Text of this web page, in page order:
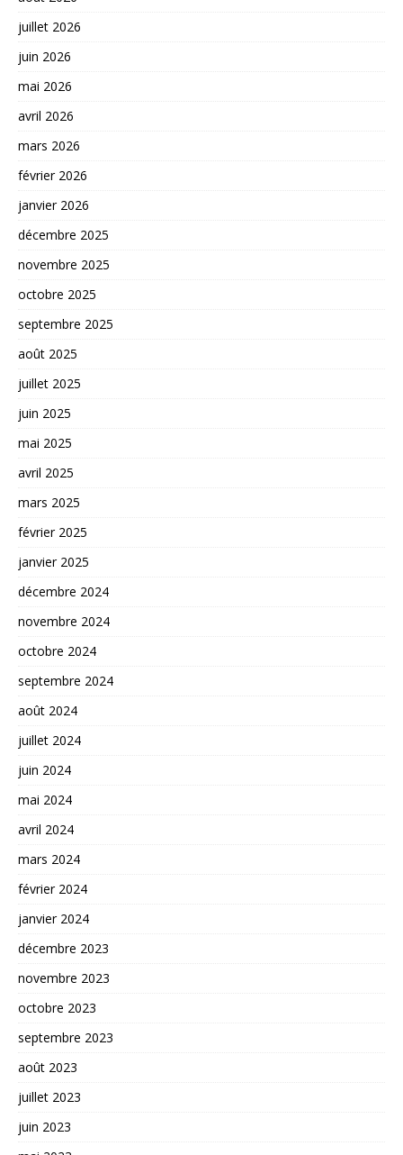
juillet 2026
juin 2026
mai 2026
avril 2026
mars 2026
février 2026
janvier 2026
décembre 2025
novembre 2025
octobre 2025
septembre 2025
août 2025
juillet 2025
juin 2025
mai 2025
avril 2025
mars 2025
février 2025
janvier 2025
décembre 2024
novembre 2024
octobre 2024
septembre 2024
août 2024
juillet 2024
juin 2024
mai 2024
avril 2024
mars 2024
février 2024
janvier 2024
décembre 2023
novembre 2023
octobre 2023
septembre 2023
août 2023
juillet 2023
juin 2023